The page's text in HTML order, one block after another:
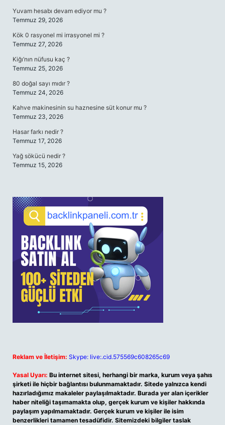
Yuvam hesabı devam ediyor mu ?
Temmuz 29, 2026
Kök 0 rasyonel mi irrasyonel mi ?
Temmuz 27, 2026
Kiğı’nın nüfusu kaç ?
Temmuz 25, 2026
80 doğal sayı mıdır ?
Temmuz 24, 2026
Kahve makinesinin su haznesine süt konur mu ?
Temmuz 23, 2026
Hasar farkı nedir ?
Temmuz 17, 2026
Yağ sökücü nedir ?
Temmuz 15, 2026
Reklam ve İletişim: Skype: live:.cid.575569c608265c69
Yasal Uyarı: Bu internet sitesi, herhangi bir marka, kurum veya şahıs
şirketi ile hiçbir bağlantısı bulunmamaktadır. Sitede yalnızca kendi
hazırladığımız makaleler paylaşılmaktadır. Burada yer alan içerikler
haber niteliği taşımamakta olup, gerçek kurum ve kişiler hakkında
paylaşım yapılmamaktadır. Gerçek kurum ve kişiler ile isim
benzerlikleri tamamen tesadüfidir. Sitemizdeki bilgiler taslak